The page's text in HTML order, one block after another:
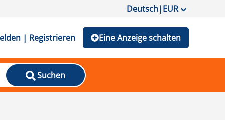
Deutsch|EUR
| Registrieren Eine Anzeige schalten
Suchen